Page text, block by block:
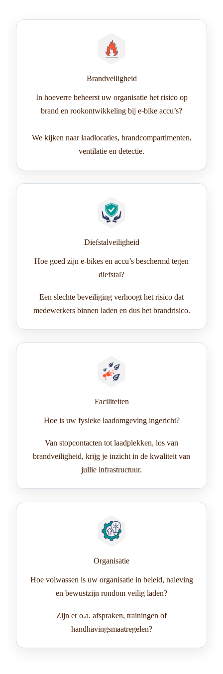
Brandveiligheid
In hoeverre beheerst uw organisatie het risico op
brand en rookontwikkeling bij e-bike accu’s?
We kijken naar laadlocaties, brandcompartimenten,
ventilatie en detectie.
Diefstalveiligheid
Hoe goed zijn e-bikes en accu’s beschermd tegen
diefstal?
Een slechte beveiliging verhoogt het risico dat
medewerkers binnen laden en dus het brandrisico.
Faciliteiten
Hoe is uw fysieke laadomgeving ingericht?
Van stopcontacten tot laadplekken, los van
brandveiligheid, krijg je inzicht in de kwaliteit van
jullie infrastructuur.
Organisatie
Hoe volwassen is uw organisatie in beleid, naleving
en bewustzijn rondom veilig laden?
Zijn er o.a. afspraken, trainingen of
handhavingsmaatregelen?